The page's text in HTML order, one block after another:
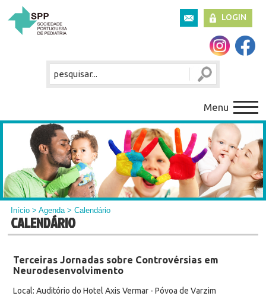
LOGIN
Menu
Início >Agenda> Calendário
CALENDÁRIO
Terceiras Jornadas sobre Controvérsias em
Neurodesenvolvimento
Local: Auditório do Hotel Axis Vermar - Póvoa de Varzim